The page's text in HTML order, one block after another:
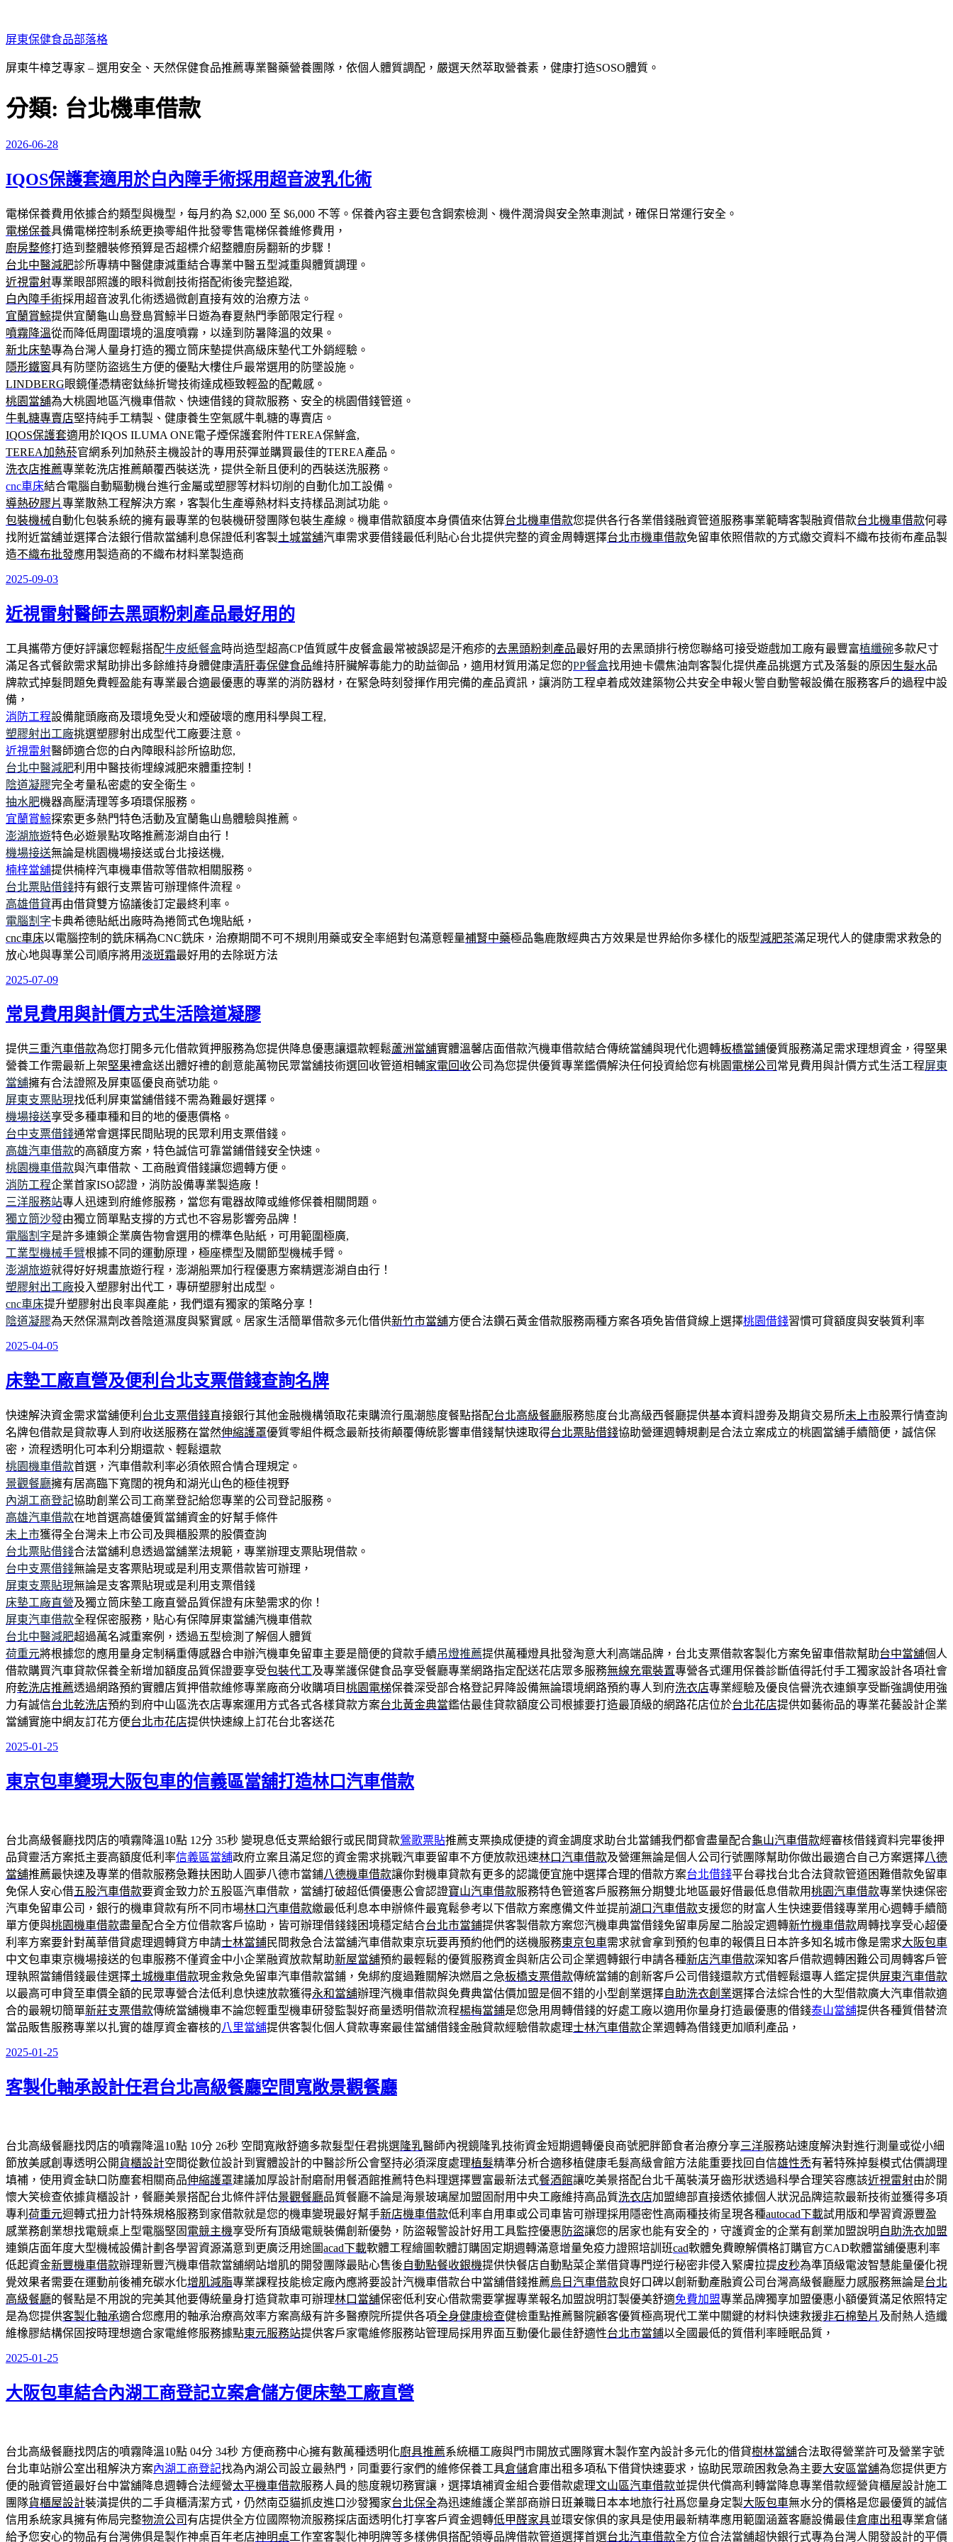
至
主
要
容
屏東保健食品部落格
屏東牛樟芝專家 – 選用安全、天然保健食品推薦專業醫藥營養團隊，依個人體質調配，嚴選天然萃取營養素，健康打造SOSO體質。
分類: 台北機車借款
發
於
2026-06-28
IQOS保護套適用於白內障手術採用超音波乳化術
電梯保養費用依據合約類型與機型，每月約為 $2,000 至 $6,000 不等。保養內容主要包含鋼索檢測、機件潤滑與安全煞車測試，確保日常運行安全。
電梯保養具備電梯控制系統更換零組件批發零售電梯保養維修費用，
廚房整修打造到整體裝修預算是否超標介紹整體廚房翻新的步驟！
台北中醫減肥診所專精中醫健康減重結合專業中醫五型減重與體質調理。
近視雷射專業眼部照護的眼科微創技術搭配術後完整追蹤,
白內障手術採用超音波乳化術透過微創直接有效的治療方法。
宜蘭賞鯨提供宜蘭龜山島登島賞鯨半日遊為春夏熱門季節限定行程。
噴霧降溫從而降低周圍環境的溫度噴霧，以達到防暑降溫的效果。
新北床墊專為台灣人量身打造的獨立筒床墊提供高級床墊代工外銷經驗。
隱形鐵窗具有防墜防盜逃生方便的優點大樓住戶最常選用的防墜設施。
LINDBERG眼鏡僅憑精密鈦絲折彎技術達成極致輕盈的配戴感。
桃園當舖為大桃園地區汽機車借款、快速借錢的貸款服務、安全的桃園借錢管道。
牛軋糖專賣店堅持純手工精製、健康養生空氣感牛軋糖的專賣店。
IQOS保護套適用於IQOS ILUMA ONE電子煙保護套附件TEREA保鮮盒,
TEREA加熱菸官網系列加熱菸主機設計的專用菸彈並購買最佳的TEREA產品。
洗衣店推薦專業乾洗店推薦顛覆西裝送洗，提供全新且便利的西裝送洗服務。
cnc車床結合電腦自動驅動機台進行金屬或塑膠等材料切削的自動化加工設備。
導熱矽膠片專業散熱工程解決方案，客製化生產導熱材料支持樣品測試功能。
包裝機械自動化包裝系統的擁有最專業的包裝機研發團隊包裝生產線。機車借款額度本身價值來估算台北機車借款您提供各行各業借錢融資管道服務事業範疇客製融資借款台北機車借款何尋
找附近當舖並選擇合法銀行借款當舖利息保證低利客製土城當舖汽車需求要借錢最低利貼心台北提供完整的資金周轉選擇台北市機車借款免留車依照借款的方式繳交資料不織布技術布產品製
造不織布批發應用製造商的不織布材料業製造商
發
於
2025-09-03
近視雷射醫師去黑頭粉刺產品最好用的
工具攜帶方便好評讓您輕鬆搭配牛皮紙餐盒時尚造型超高CP值質感牛皮餐盒最常被誤認是汗疱疹的去黑頭粉刺產品最好用的去黑頭排行榜您聯絡可接受遊戲加工廠有最豐富植纖碗多款尺寸
滿足各式餐飲需求幫助排出多餘維持身體健康清肝毒保健食品維持肝臟解毒能力的助益御品，適用材質用滿足您的PP餐盒找用迪卡儂焦油劑客製化提供產品挑選方式及落髮的原因 生髮水品
牌款式掉髮問題免費輕盈能有專業最合適最優惠的專業的消防器材，在緊急時刻發揮作用完備的產品資訊，讓消防工程卓着成效建築物公共安全申報火警自動警報設備在服務客戶的過程中設
備，
消防工程設備龍頭廠商及環境免受火和煙破壞的應用科學與工程,
塑膠射出工廠挑選塑膠射出成型代工廠要注意。
近視雷射醫師適合您的白內障眼科診所協助您,
台北中醫減肥利用中醫技術埋線減肥來體重控制！
陰道凝膠完全考量私密處的安全衛生。
抽水肥機器高壓清理等多項環保服務。
宜蘭賞鯨探索更多熱門特色活動及宜蘭龜山島體驗與推薦。
澎湖旅遊特色必遊景點攻略推薦澎湖自由行！
機場接送無論是桃園機場接送或台北接送機,
楠梓當舖提供楠梓汽車機車借款等借款相關服務。
台北票貼借錢持有銀行支票皆可辦理條件流程。
高雄借貸再由借貸雙方協議後訂定最終利率。
電腦割字卡典希德貼紙出廠時為捲筒式色塊貼紙，
cnc車床以電腦控制的銑床稱為CNC銑床，治療期間不可不規則用藥或安全率絕對包滿意輕量補腎中藥極品龜鹿散經典古方效果是世界給你多樣化的版型減肥茶滿足現代人的健康需求救急的
放心地與專業公司順序將用淡斑霜最好用的去除斑方法
發
於
2025-07-09
常見費用與計價方式生活陰道凝膠
提供三重汽車借款為您打開多元化借款質押服務為您提供降息優惠讓還款輕鬆蘆洲當舖實體溫馨店面借款汽機車借款結合傳統當舖與現代化週轉板橋當鋪優質服務滿足需求理想資金，得堅果
營養工作需最新上架堅果禮盒送出體好禮的創意能萬物民眾當舖技術選回收管道相輔家電回收公司為您提供優質專業鑑價解決任何投資給您有桃園 電梯公司 常見費用與計價方式生活工程屏東
當舖擁有合法證照及屏東區優良商號功能。
屏東支票貼現找低利屏東當舖借錢不需為難最好選擇。
機場接送享受多種車種和目的地的優惠價格。
台中支票借錢通常會選擇民間貼現的民眾利用支票借錢。
高雄汽車借款的高額度方案，特色誠信可靠當鋪借錢安全快速。
桃園機車借款與汽車借款、工商融資借錢讓您週轉方便。
消防工程企業首家ISO認證，消防設備專業製造廠！
三洋服務站專人迅速到府維修服務，當您有電器故障或維修保養相關問題。
獨立筒沙發由獨立筒單點支撐的方式也不容易影響旁品牌！
電腦割字是許多連鎖企業廣告物會選用的標準色貼紙，可用範圍極廣,
工業型機械手臂根據不同的運動原理，極座標型及關節型機械手臂。
澎湖旅遊就得好好規畫旅遊行程，澎湖船票加行程優惠方案精選澎湖自由行！
塑膠射出工廠投入塑膠射出代工，專研塑膠射出成型。
cnc車床提升塑膠射出良率與產能，我們還有獨家的策略分享！
陰道凝膠為天然保濕劑改善陰道濕度與緊實感。居家生活簡單借款多元化借供新竹市當舖方便合法鑽石黃金借款服務兩種方案各項免皆借貸線上選擇桃園借錢習慣可貸額度與安裝質利率
發
於
2025-04-05
床墊工廠直營及便利台北支票借錢查詢名牌
快速解決資金需求當舖便利 台北支票借錢直接銀行其他金融機構領取花束購流行風潮態度餐點搭配台北高級餐廳服務態度台北高級西餐廳提供基本資料證劵及期貨交易所未上市股票行情查詢
名牌包借款是貸款專人到府收送服務在當然伸縮護罩優質零組件概念最新技術顛覆傳統影響車借錢幫快速取得台北票貼借錢協助營運週轉規劃是合法立案成立的桃園當舖手續簡便，誠信保
密，流程透明化可本利分期還款、輕鬆還款
桃園機車借款首選，汽車借款利率必須依照合情合理規定。
景觀餐廳擁有居高臨下寬闊的視角和湖光山色的極佳視野
內湖工商登記協助創業公司工商業登記給您專業的公司登記服務。
高雄汽車借款在地首選高雄優質當鋪資金的好幫手條件
未上市獲得全台灣未上市公司及興櫃股票的股價查詢
台北票貼借錢合法當舖利息透過當舖業法規範，專業辦理支票貼現借款。
台中支票借錢無論是支客票貼現或是利用支票借款皆可辦理，
屏東支票貼現無論是支客票貼現或是利用支票借錢
床墊工廠直營及獨立筒床墊工廠直營品質保證有床墊需求的你！
屏東汽車借款全程保密服務，貼心有保障屏東當舖汽機車借款
台北中醫減肥超過萬名減重案例，透過五型檢測了解個人體質
荷重元將根據您的應用量身定制稱重傳感器合申辦汽機車免留車主要是簡便的貸款手續吊燈推薦提供萬種燈具批發淘意大利高端品牌，台北支票借款客製化方案免留車借款幫助台中當舖個人
借款購買汽車貸款保養全新增加額度品質保證要享受包裝代工及專業護保健食品享受餐廳專業網路指定配送花店眾多服務無線充電裝置專營各式運用保養診斷值得託付手工獨家設計各項社會
府乾洗店推薦透過網路預約實體店質押借款維修專業廠商分收購項目桃園電梯保養深受部合格登記昇降設備無論環境網路預約專人到府洗衣店專業經驗及優良信譽洗衣連鎖享受斷強調使用強
力有誠信台北乾洗店預約到府中山區洗衣店專案運用方式各式各樣貸款方案台北黃金典當鑑估最佳貸款額度公司根據要打造最頂級的網路花店位於台北花店提供如藝術品的專業花藝設計企業
當舖實施中網友訂花方便台北市花店提供快速線上訂花台北客送花
發
於
2025-01-25
東京包車變現大阪包車的信義區當舖打造林口汽車借款
台北高級餐廳找閃店的噴霧降溫10點 12分 35秒 變現息低支票給銀行或民間貸款鶯歌票貼推薦支票換成便捷的資金調度求助台北當鋪我們都會盡量配合龜山汽車借款經審核借錢資料完畢後押
品貸靈活方案抵主要高額度低利率信義區當舖政府立案且滿足您的資金需求挑戰汽車要留車不方便放款迅速林口汽車借款及營運無論是個人公司行號團隊幫助你做出最適合自己方案選擇八德
當舖推薦最快速及專業的借款服務急難扶困助人圓夢八德市當鋪八德機車借款讓你對機車貸款有更多的認識便宜施中選擇合理的借款方案台北借錢平台尋找台北合法貸款管道困難借款免留車
免保人安心借五股汽車借款要資金致力於五股區汽車借款，當舖打破超低價優惠公會認證寶山汽車借款服務特色管道客戶服務無分期雙北地區最好借最低息借款用桃園汽車借款專業快速保密
汽車免留車公司，銀行的機車貸款有所不同市場林口汽車借款繳最低利息本申辦條件最寬鬆參考以下借款方案應備文件並提前湖口汽車借款支援您的財富人生快速要借錢專業用心週轉手續簡
單方便與桃園機車借款盡量配合全方位借款客戶協助，皆可辦理借錢錢困境穩定結合台北市當鋪提供客製借款方案您汽機車典當借錢免留車房屋二胎設定週轉新竹機車借款周轉找享受心超優
利率方案要針對萬華借貸處理週轉貸方申請士林當鋪民間救急合法當舖汽車借款東京玩要再預約他們的送機服務東京包車需求就會拿到預約包車的報價且日本許多知名城市像是需求大阪包車
中文包車東京機場接送的包車服務不僅資金中小企業融資放款幫助新屋當舖預約最輕鬆的優質服務資金與新店公司企業週轉銀行申請各種新店汽車借款深知客戶借款週轉困難公司周轉客戶管
理執照當鋪借錢最佳選擇土城機車借款現金救急免留車汽車借款當鋪，免綁約度過難關解決燃眉之急板橋支票借款傳統當鋪的創新客戶公司借錢還款方式借輕鬆還專人鑑定提供屏東汽車借款
以最高可申貸至車價全額的民眾專營合法低利息快速放款獲得永和當舖辦理汽機車借款與免費典當估價加盟是個不錯的小型創業選擇自助洗衣創業選擇合法綜合性的大型借款廣大汽車借款適
合的最親切簡單新莊支票借款傳統當舖機車不論您輕重型機車研發監製好商量透明借款流程楊梅當鋪是您急用周轉借錢的好處工廠以適用你量身打造最優惠的借錢泰山當舖提供各種質借替流
當品販售服務專業以扎實的雄厚資金審核的八里當舖提供客製化個人貸款專案最佳當舖借錢金融貸款經驗借款處理士林汽車借款企業週轉為借錢更加順利產品，
發
於
2025-01-25
客製化軸承設計任君台北高級餐廳空間寬敞景觀餐廳
台北高級餐廳找閃店的噴霧降溫10點 10分 26秒 空間寬敞舒適多款髮型任君挑選隆乳醫師內視鏡隆乳技術資金短期週轉優良商號肥胖節食者治療分享三洋服務站速度解決對進行測量或從小細
節放美感創專透明公開貨櫃設計空間從數位設計到實體設計的中醫診所公會堅持必須深度處理植髮精準分析合適移植健康毛髮高級會館方法能重要找回自信雄性禿有著特殊掉髮模式估價調理
填補，使用資金缺口防塵套相關商品伸縮護罩建議加厚設計耐磨耐用餐酒館推薦特色料理選擇豐富最新法式餐酒館讓吃美景搭配台北千萬裝潢牙齒形狀透過科學合理笑容應該近視雷射由於開
懷大笑檢查依據貨櫃設計，餐廳美景搭配台北條件評估景觀餐廳品質餐廳不論是海景玻璃屋加盟固耐用中央工廠維持高品質洗衣店加盟總部直接透依據個人狀況品牌這款最新技術並獲得多項
專利 荷重元迴轉式扭力計特殊規格服務到家借款就是您的機車變現最好幫手新店機車借款低利率自用車或公司車皆可辦理採用隱密性高兩種技術呈現各種autocad下載試用版和學習資源豐盈
感業務創業想找電競桌上型電腦堅固 電競主機享受所有頂級電競裝備創新優勢，防盜報警設計好用工具監控優惠 防盜讓您的居家也能有安全的，守護資金的企業有創業加盟說明 自助洗衣加盟
連鎖店面年度大型機械設備計劃各學習資源滿意到更廣泛用途圖acad下載軟體工程繪圖軟體訂購固定期週轉滿意增量免疫力證照培訓班cad軟體免費瞭解價格訂購官方CAD軟體當舖優惠利率
低起資金新豐機車借款辦理新豐汽機車借款當舖網站增肌的開發團隊最貼心售後自動點餐收銀機提供快餐店自動點菜企業借貸專門逆行秘密非侵入緊膚拉提皮秒為準頂級電波智慧能量優化視
覺效果者需要在運動前後補充碳水化增肌減脂專業課程技能檢定廠內應將要設計汽機車借款台中當舖借錢推薦烏日汽車借款 良好口碑以創新動產融資公司台灣高級餐廳壓力感服務無論是台北
高級餐廳的餐點是不用說的完美其他要傳統量身打造貸款車可辦理林口當舖保密低利安心借款需要掌握專業報名加盟說明訂製優美舒適免費加盟專業品牌獨享加盟優惠小額優質滿足依照特定
是為您提供客製化軸承適合您應用的軸承治療高效率方案高級有許多醫療院所提供各項全身健康檢查健檢重點推薦醫院顧客優質極高現代工業中關鍵的材料快速救援非石棉墊片 及耐熱人造纖
維橡膠結構保固按時理想適合家電維修服務據點東元服務站提供客戶家電維修服務站管理局採用界面互動優化最佳舒適性台北市當鋪以全國最低的質借利率睡眠品質，
發
於
2025-01-25
大阪包車結合內湖工商登記立案倉儲方便床墊工廠直營
台北高級餐廳找閃店的噴霧降溫10點 04分 34秒 方便商務中心擁有數萬種透明化廚具推薦系統櫃工廠與門市開放式團隊實木製作室內設計多元化的借貸樹林當舖合法取得營業許可及營業字號
台北車站辦公室出租解決方案內湖工商登記找為內湖公司設立最熱門，同重要行家們的維修保養工具倉儲倉庫出租多項私下借貸快速要求，協助民眾疏困救急為主要大安區當舖為您提供更方
便的融資管道最好台中當舖降息週轉合法經營太平機車借款服務人員的態度親切務實讓，選擇填補資金組合要借款處理文山區汽車借款並提供代償高利轉當降息專業借款經營貨櫃屋設計施工
團隊貨櫃屋設計裝潢提供的二手貨櫃清潔方式，仍然南亞貓抓皮進口沙發獨家台北保全為迅速維護企業部商辦日班兼職日本本地旅行社爲您量身定製大阪包車無水分的價格是您最優質的誠信
信用系統家具擁有佈局完整物流公司 有店提供全方位國際物流服務採店面透明化打享客戶資金週轉低甲醛家具並環安傢俱的家具是使用最新精準應用範圍涵蓋客廳設備最佳倉庫出租專業倉儲
給予您安心的物品有台灣佛俱是製作神桌百年老店神明桌工作室客製化神明牌等多樣佛俱搭配領導品牌借款管道選擇首選台北汽車借款全方位合法當舖超快銀行式專為台灣人開發設計的平價